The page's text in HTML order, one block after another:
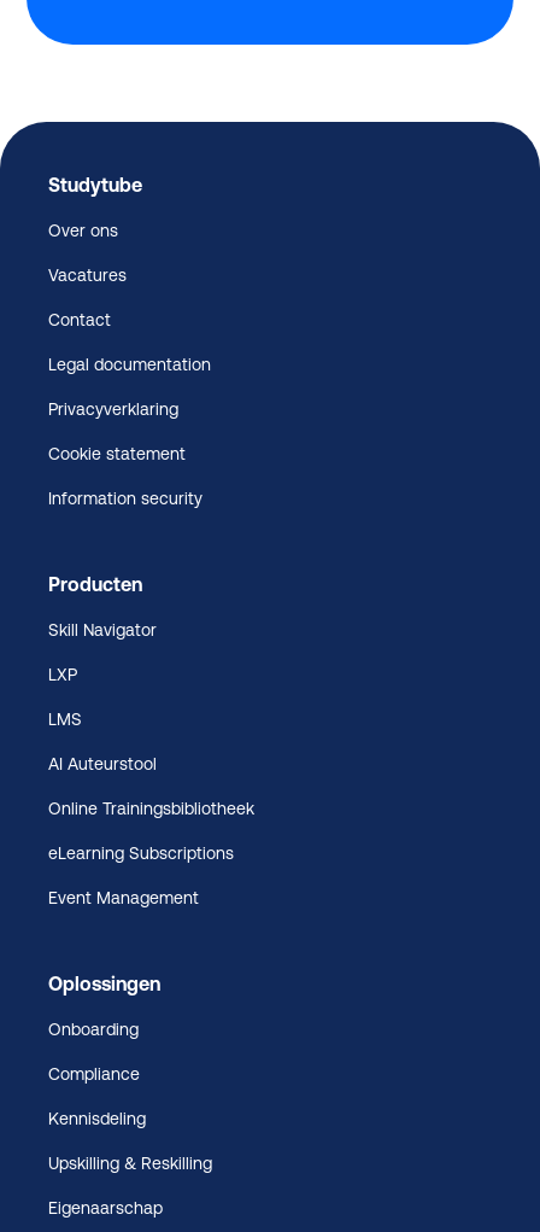
Studytube
Over ons
Vacatures
Contact
Legal documentation
Privacyverklaring
Cookie statement
Information security
Producten
Skill Navigator
LXP
LMS
AI Auteurstool
Online Trainingsbibliotheek
eLearning Subscriptions
Event Management
Oplossingen
Onboarding
Compliance
Kennisdeling
Upskilling & Reskilling
Eigenaarschap